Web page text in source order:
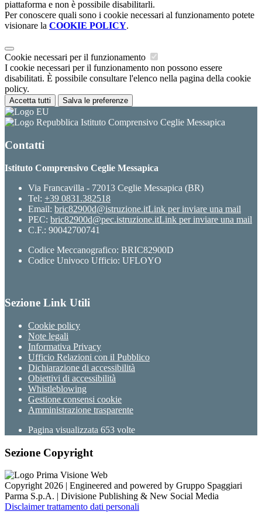
piattaforma e non è possibile disabilitarli.
Per conoscere quali sono i cookie necessari al funzionamento potete
visionare la COOKIE POLICY.
Cookie necessari per il funzionamento
I cookie necessari per il funzionamento non possono essere
disabilitati. È possibile consultare l'elenco nella pagina della cookie
policy.
Accetta tutti Salva le preferenze
Istituto Comprensivo Ceglie Messapica
Contatti
Istituto Comprensivo Ceglie Messapica
Via Francavilla - 72013 Ceglie Messapica (BR)
Tel: +39 0831.382518
Email: bric82900d@istruzione.itLink per inviare una mail
PEC: bric82900d@pec.istruzione.itLink per inviare una mail
C.F.: 90042700741
Codice Meccanografico: BRIC82900D
Codice Univoco Ufficio: UFLOYO
Sezione Link Utili
Cookie policy
Note legali
Informativa Privacy
Ufficio Relazioni con il Pubblico
Dichiarazione di accessibilità
Obiettivi di accessibilità
Whistleblowing
Gestione consensi cookie
Amministrazione trasparente
Pagina visualizzata 653 volte
Sezione Copyright
Copyright 2026 | Engineered and powered by Gruppo Spaggiari
Parma S.p.A. | Divisione Publishing & New Social Media
Disclaimer trattamento dati personali